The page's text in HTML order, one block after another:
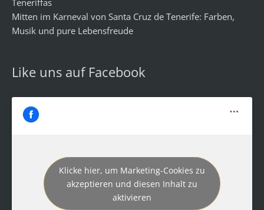
Mitten im Karneval von Santa Cruz de Tenerife: Farben,
Musik und pure Lebensfreude
Like uns auf Facebook
Klicke hier, um Marketing-Cookies zu
akzeptieren und diesen Inhalt zu
aktivieren